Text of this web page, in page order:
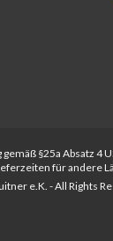
§25a Absatz 4
für andere
e.K. - All Rights